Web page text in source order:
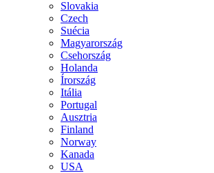
Slovakia
Czech
Suécia
Magyarország
Csehország
Holanda
Írország
Itália
Portugal
Ausztria
Finland
Norway
Kanada
USA